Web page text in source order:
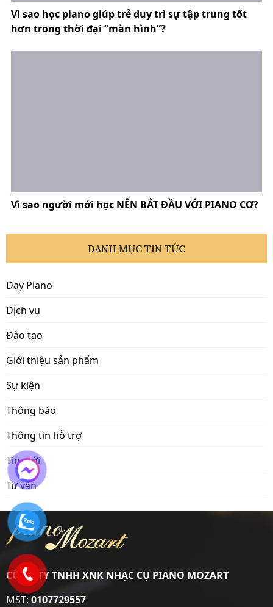
Vì sao học piano giúp trẻ duy trì sự tập trung tốt
hơn trong thời đại “màn hình”?
Vì sao người mới học NÊN BẮT ĐẦU VỚI PIANO CƠ?
DANH MỤC TIN TỨC
Dạy Piano
Dịch vụ
Đào tạo
Giới thiệu sản phẩm
Sự kiện
Thông báo
Thông tin hỗ trợ
Tin mới
Tư vấn
CÔNG TY TNHH XNK NHẠC CỤ PIANO MOZART
MST:0107729557